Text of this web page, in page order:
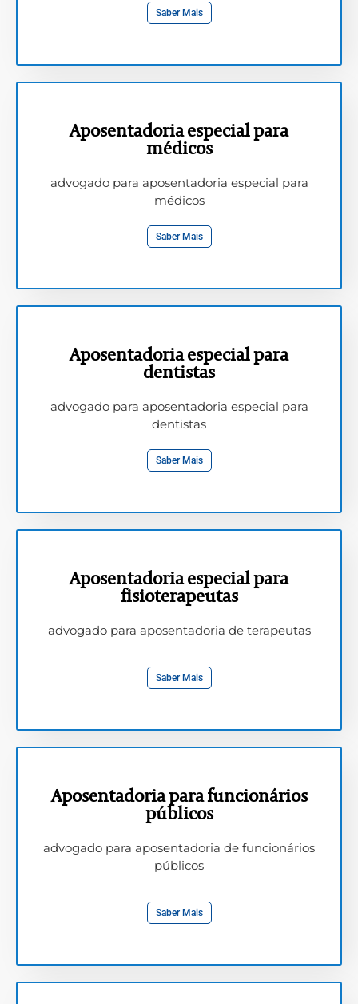
Saber Mais
Aposentadoria especial para
médicos
advogado para aposentadoria especial para
médicos
Saber Mais
Aposentadoria especial para
dentistas
advogado para aposentadoria especial para
dentistas
Saber Mais
Aposentadoria especial para
fisioterapeutas
advogado para aposentadoria de terapeutas
Saber Mais
Aposentadoria para funcionários
públicos
advogado para aposentadoria de funcionários
públicos
Saber Mais